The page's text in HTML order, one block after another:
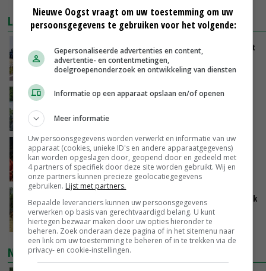
LAATSTE NIEUWS
LTO en NAJK roepen leden op Brabants protest
te steunen
VANDAAG, 12:29
Oekraïne-vlogger Kees Huizinga: ‘Bezoek van
VANDAAG, 12:00
Ministerie zoekt tweehonderd agrariërs die
mee willen denken
VANDAAG, 11:34
Droogte zet Britse melkveehouderij onder druk
VANDAAG, 11:04
NIEUWSTE VIDEO'S
Nieuwe Oogst vraagt om uw toestemming om uw
persoonsgegevens te gebruiken voor het volgende:
Gepersonaliseerde advertenties en content,
advertentie- en contentmetingen,
doelgroepenonderzoek en ontwikkeling van diensten
Informatie op een apparaat opslaan en/of openen
Meer informatie
Uw persoonsgegevens worden verwerkt en informatie van uw
apparaat (cookies, unieke ID's en andere apparaatgegevens)
kan worden opgeslagen door, geopend door en gedeeld met
4 partners of specifiek door deze site worden gebruikt. Wij en
onze partners kunnen precieze geolocatiegegevens
gebruiken. Lijst met partners.
Bepaalde leveranciers kunnen uw persoonsgegevens
verwerken op basis van gerechtvaardigd belang. U kunt
hiertegen bezwaar maken door uw opties hieronder te
beheren. Zoek onderaan deze pagina of in het sitemenu naar
een link om uw toestemming te beheren of in te trekken via de
privacy- en cookie-instellingen.